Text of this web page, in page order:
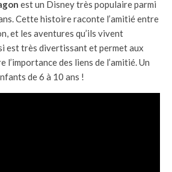
est un Disney très populaire parmi
Cette histoire raconte l’amitié entre
et les aventures qu’ils vivent
est très divertissant et permet aux
l’importance des liens de l’amitié. Un
de 6 à 10 ans !